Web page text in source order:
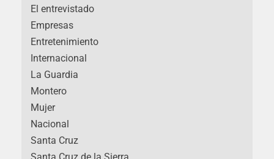
El entrevistado
Empresas
Entretenimiento
Internacional
La Guardia
Montero
Mujer
Nacional
Santa Cruz